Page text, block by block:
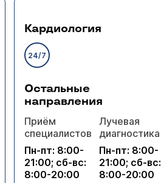
Кардиология
24/7
Остальные
направления
Приём
специалистов
Пн-пт: 8:00-
21:00; сб-вс:
8:00-20:00
Лучевая
диагностика
Пн-пт: 8:00-
21:00; сб-вс:
8:00-20:00